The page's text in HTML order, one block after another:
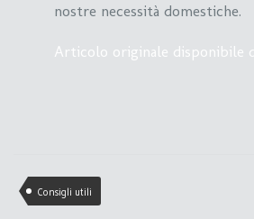
nostre necessità domestiche.
Articolo originale disponibile
Consigli utili